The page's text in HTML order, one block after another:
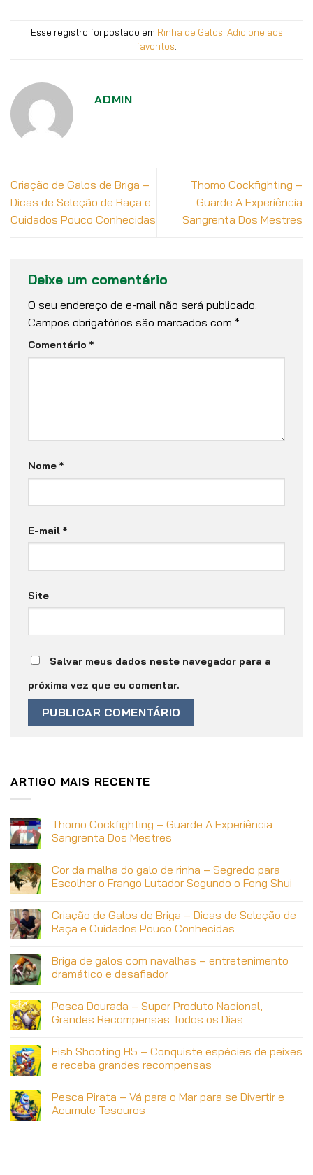
Esse registro foi postado em Rinha de Galos. Adicione aos
favoritos.
ADMIN
Criação de Galos de Briga –
Dicas de Seleção de Raça e
Cuidados Pouco Conhecidas
Thomo Cockfighting –
Guarde A Experiência
Sangrenta Dos Mestres
Deixe um comentário
O seu endereço de e-mail não será publicado.
Campos obrigatórios são marcados com *
Comentário *
Nome *
E-mail *
Site
Salvar meus dados neste navegador para a
próxima vez que eu comentar.
ARTIGO MAIS RECENTE
Thomo Cockfighting – Guarde A Experiência
Sangrenta Dos Mestres
Cor da malha do galo de rinha – Segredo para
Escolher o Frango Lutador Segundo o Feng Shui
Criação de Galos de Briga – Dicas de Seleção de
Raça e Cuidados Pouco Conhecidas
Briga de galos com navalhas – entretenimento
dramático e desafiador
Pesca Dourada – Super Produto Nacional,
Grandes Recompensas Todos os Dias
Fish Shooting H5 – Conquiste espécies de peixes
e receba grandes recompensas
Pesca Pirata – Vá para o Mar para se Divertir e
Acumule Tesouros